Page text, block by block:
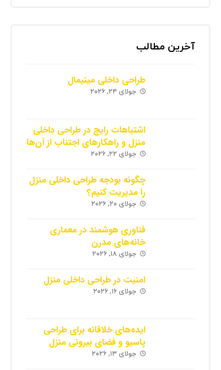
آخرین مطالب
طراحی داخلی مینیمال
جولای ۲۴, ۲۰۲۶
اشتباهات رایج در طراحی داخلی
منزل و راهکارهای اجتناب از آن‌ها
جولای ۲۲, ۲۰۲۶
چگونه بودجه طراحی داخلی منزل
را مدیریت کنیم؟
جولای ۲۰, ۲۰۲۶
فناوری هوشمند در معماری
خانه‌های مدرن
جولای ۱۸, ۲۰۲۶
امنیت در طراحی داخلی منزل
جولای ۱۶, ۲۰۲۶
ایده‌های خلاقانه برای طراحی
پاسیو و فضای بیرونی منزل
جولای ۱۳, ۲۰۲۶